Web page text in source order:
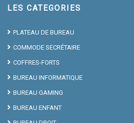
LES CATEGORIES
PLATEAU DE BUREAU
COMMODE SECRÉTAIRE
COFFRES-FORTS
BUREAU INFORMATIQUE
BUREAU GAMING
BUREAU ENFANT